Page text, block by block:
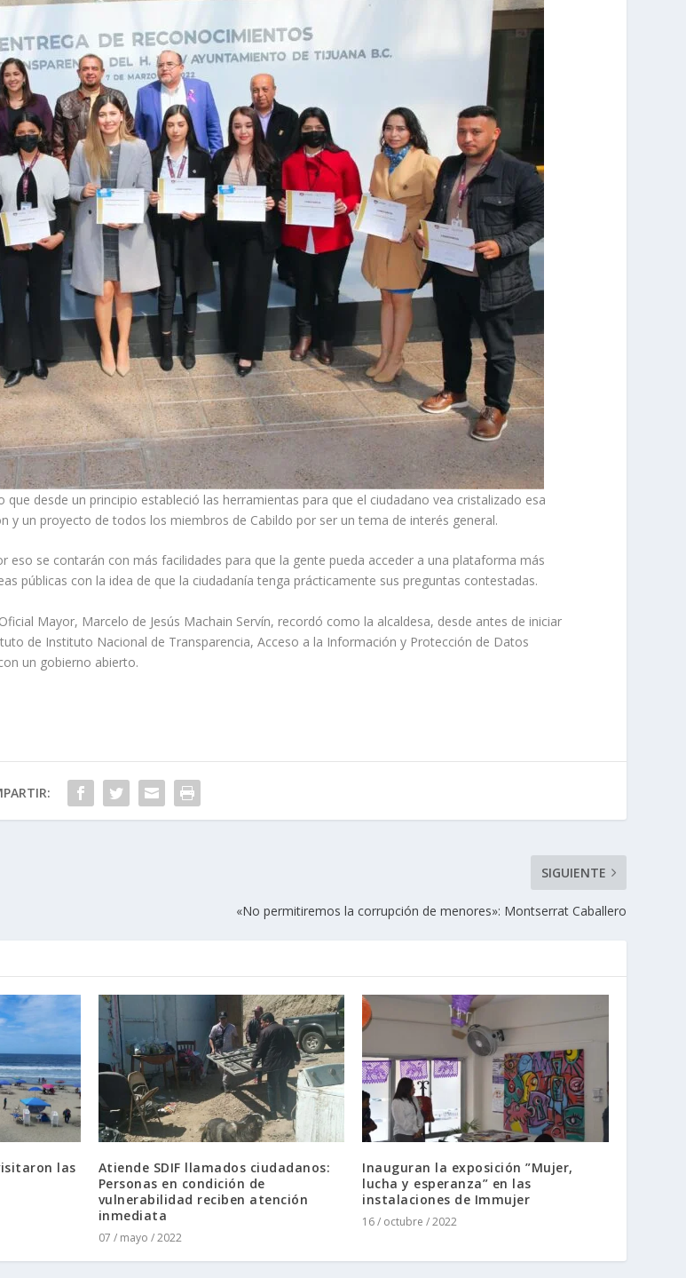
desde un principio estableció las herramientas para que el ciudadano vea cristalizado esa
y un proyecto de todos los miembros de Cabildo por ser un tema de interés general.
se contarán con más facilidades para que la gente pueda acceder a una plataforma más
públicas con la idea de que la ciudadanía tenga prácticamente sus preguntas contestadas.
Mayor, Marcelo de Jesús Machain Servín, recordó como la alcaldesa, desde antes de iniciar
de Instituto Nacional de Transparencia, Acceso a la Información y Protección de Datos
un gobierno abierto.
SIGUIENTE
«No permitiremos la corrupción de menores»: Montserrat Caballero
las
Atiende SDIF llamados ciudadanos:
Personas en condición de
vulnerabilidad reciben atención
inmediata
07 / mayo / 2022
Inauguran la exposición ”Mujer,
lucha y esperanza” en las
instalaciones de Immujer
16 / octubre / 2022